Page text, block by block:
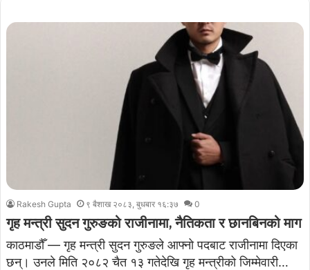
Rakesh Gupta ९ बैशाख २०८३, बुधबार १६:३७ 0
गृह मन्त्री सुदन गुरुङको राजीनामा, नैतिकता र छानबिनको माग
काठमाडौँ — गृह मन्त्री सुदन गुरुङले आफ्नो पदबाट राजीनामा दिएका
छन्। उनले मिति २०८२ चैत १३ गतेदेखि गृह मन्त्रीको जिम्मेवारी…